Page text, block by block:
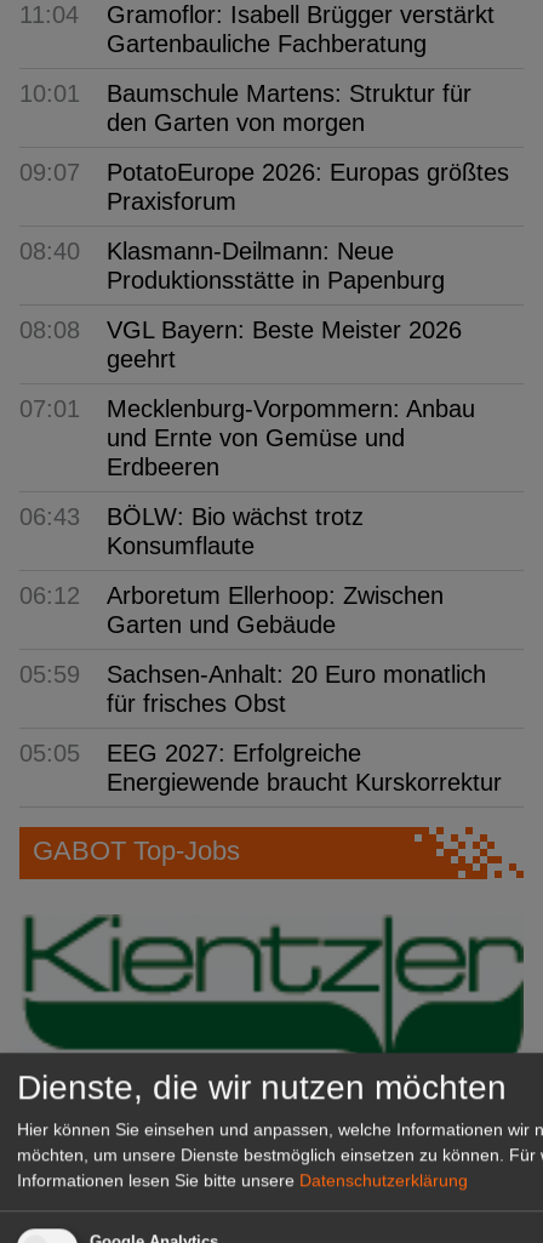
11:04
Gramoflor: Isabell Brügger verstärkt
Gartenbauliche Fachberatung
10:01
Baumschule Martens: Struktur für
den Garten von morgen
09:07
PotatoEurope 2026: Europas größtes
Praxisforum
08:40
Klasmann-Deilmann: Neue
Produktionsstätte in Papenburg
08:08
VGL Bayern: Beste Meister 2026
geehrt
07:01
Mecklenburg-Vorpommern: Anbau
und Ernte von Gemüse und
Erdbeeren
06:43
BÖLW: Bio wächst trotz
Konsumflaute
06:12
Arboretum Ellerhoop: Zwischen
Garten und Gebäude
05:59
Sachsen-Anhalt: 20 Euro monatlich
für frisches Obst
05:05
EEG 2027: Erfolgreiche
Energiewende braucht Kurskorrektur
GABOT Top-Jobs
Kientzler Jungpflanzen GmbH
& Co KG
(Geselle/Meister/Techniker)
Dienste, die wir nutzen möchten
Hier können Sie einsehen und anpassen, welche Informationen wir
möchten, um unsere Dienste bestmöglich einsetzen zu können.
Für
Informationen lesen Sie bitte unsere Datenschutzerklärung